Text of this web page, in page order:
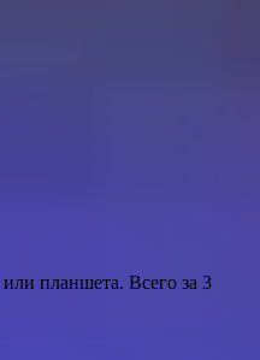
планшета. Всего за 3